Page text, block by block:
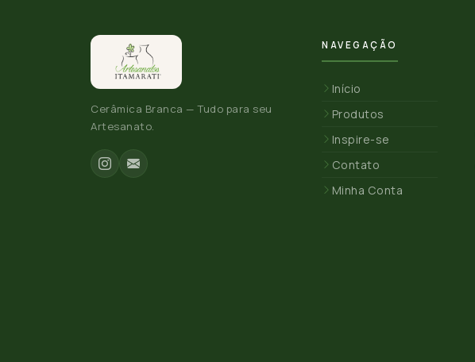
Cerâmica Branca — Tudo para seu
Artesanato.
NAVEGAÇÃO
Início
Produtos
Inspire-se
Contato
Minha Conta